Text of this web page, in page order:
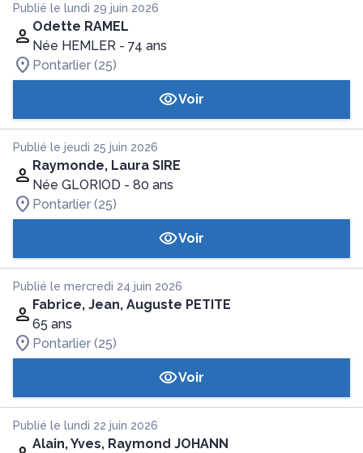
Publié le lundi 29 juin 2026
Odette RAMEL
Née HEMLER - 74 ans
Pontarlier (25)
Voir
Publié le jeudi 25 juin 2026
Raymonde, Laura SIRE
Née GLORIOD - 80 ans
Pontarlier (25)
Voir
Publié le mercredi 24 juin 2026
Fabrice, Jean, Auguste PETITE
65 ans
Pontarlier (25)
Voir
Publié le lundi 22 juin 2026
Alain, Yves, Raymond JOHANN